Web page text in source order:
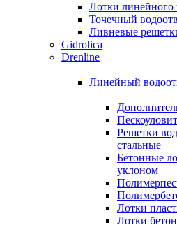
Лотки линейного
Точечный
Ливневые
Gidrolica
Drenline
Линейный
Решетки
стальные
Бетонные
уклоном
Лотки
Лотки